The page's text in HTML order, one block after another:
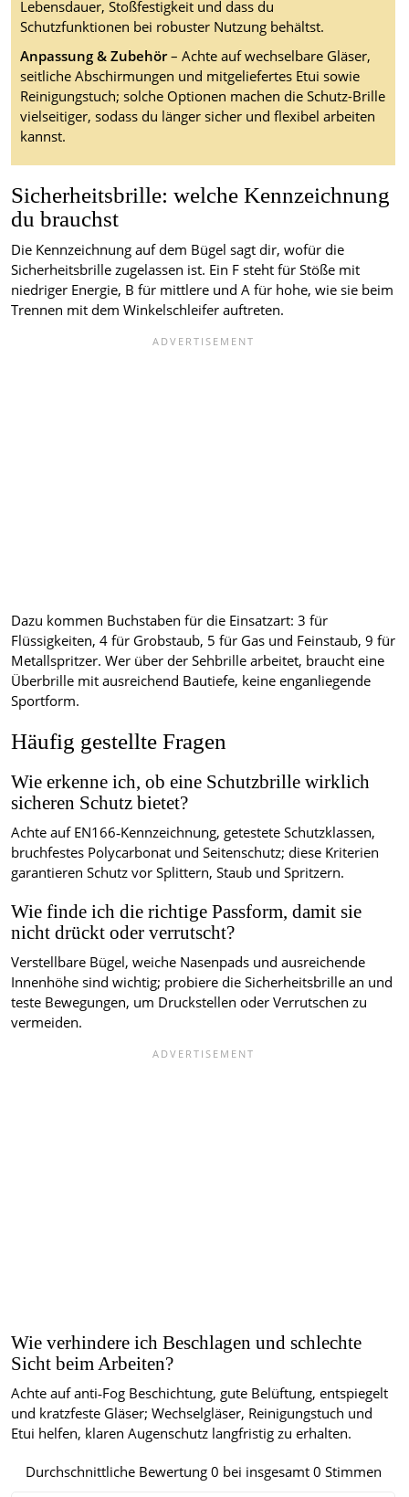
Lebensdauer, Stoßfestigkeit und dass du
Schutzfunktionen bei robuster Nutzung behältst.
Anpassung & Zubehör– Achte auf wechselbare Gläser,
seitliche Abschirmungen und mitgeliefertes Etui sowie
Reinigungstuch; solche Optionen machen die Schutz-Brille
vielseitiger, sodass du länger sicher und flexibel arbeiten
kannst.
Sicherheitsbrille: welche Kennzeichnung
du brauchst
Die Kennzeichnung auf dem Bügel sagt dir, wofür die
Sicherheitsbrille zugelassen ist. Ein F steht für Stöße mit
niedriger Energie, B für mittlere und A für hohe, wie sie beim
Trennen mit dem Winkelschleifer auftreten.
Dazu kommen Buchstaben für die Einsatzart: 3 für
Flüssigkeiten, 4 für Grobstaub, 5 für Gas und Feinstaub, 9 für
Metallspritzer. Wer über der Sehbrille arbeitet, braucht eine
Überbrille mit ausreichend Bautiefe, keine enganliegende
Sportform.
Häufig gestellte Fragen
Wie erkenne ich, ob eine Schutzbrille wirklich
sicheren Schutz bietet?
Achte auf EN166‑Kennzeichnung, getestete Schutzklassen,
bruchfestes Polycarbonat und Seitenschutz; diese Kriterien
garantieren Schutz vor Splittern, Staub und Spritzern.
Wie finde ich die richtige Passform, damit sie
nicht drückt oder verrutscht?
Verstellbare Bügel, weiche Nasenpads und ausreichende
Innenhöhe sind wichtig; probiere die Sicherheitsbrille an und
teste Bewegungen, um Druckstellen oder Verrutschen zu
vermeiden.
Wie verhindere ich Beschlagen und schlechte
Sicht beim Arbeiten?
Achte auf anti‑Fog Beschichtung, gute Belüftung, entspiegelt
und kratzfeste Gläser; Wechselgläser, Reinigungstuch und
Etui helfen, klaren Augenschutz langfristig zu erhalten.
Durchschnittliche Bewertung0 bei insgesamt0 Stimmen